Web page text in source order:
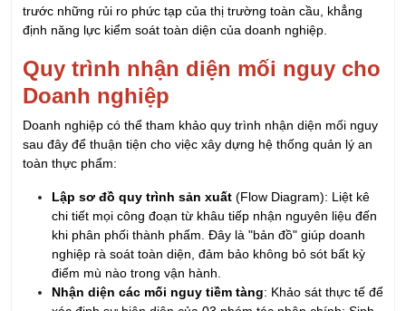
Hồ Chí Minh - Đà Nẵng - Hà Nội
0902 419 079
daotao@irtc.edu.vn
daotaoquanly.irtc@gmail.com
KHÓA HỌC SẮP KHAI GIẢNG
Khóa Học Tổ Trưởng Sản Xuất Chuyên Nghiệp
09/08/2026
Khóa Học QA/QC - Đảm Bảo & Kiểm Soát Chất
Lượng
09/08/2026